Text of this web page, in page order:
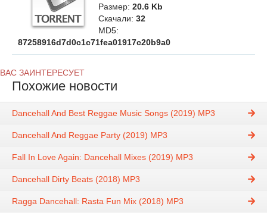
Размер: 20.6 Kb
Скачали: 32
MD5:
87258916d7d0c1c71fea01917c20b9a0
ВАС ЗАИНТЕРЕСУЕТ
Похожие новости
Dancehall And Best Reggae Music Songs (2019) MP3
Dancehall And Reggae Party (2019) MP3
Fall In Love Again: Dancehall Mixes (2019) MP3
Dancehall Dirty Beats (2018) MP3
Ragga Dancehall: Rasta Fun Mix (2018) MP3